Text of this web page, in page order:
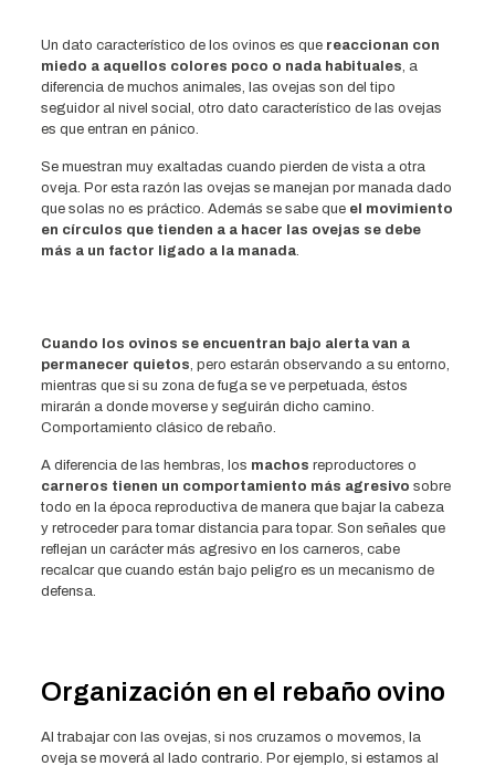
Un dato característico de los ovinos es quereaccionan con
miedo a aquellos colores poco o nada habituales, a
diferencia de muchos animales, las ovejas son del tipo
seguidor al nivel social, otro dato característico de las ovejas
es que entran en pánico.
Se muestran muy exaltadas cuando pierden de vista a otra
oveja. Por esta razón las ovejas se manejan por manada dado
que solas no es práctico. Además se sabe que el movimiento
en círculos que tienden a a hacer las ovejas se debe
más a un factor ligado a la manada.
Cuando los ovinos se encuentran bajo alerta van a
permanecer quietos, pero estarán observando a su entorno,
mientras que si su zona de fuga se ve perpetuada, éstos
mirarán a donde moverse y seguirán dicho camino.
Comportamiento clásico de rebaño.
A diferencia de las hembras, los machos reproductores o
carneros tienen un comportamiento más agresivo sobre
todo en la época reproductiva de manera que bajar la cabeza
y retroceder para tomar distancia para topar. Son señales que
reflejan un carácter más agresivo en los carneros, cabe
recalcar que cuando están bajo peligro es un mecanismo de
defensa.
Organización en el rebaño ovino
Al trabajar con las ovejas, si nos cruzamos o movemos, la
oveja se moverá al lado contrario. Por ejemplo, si estamos al